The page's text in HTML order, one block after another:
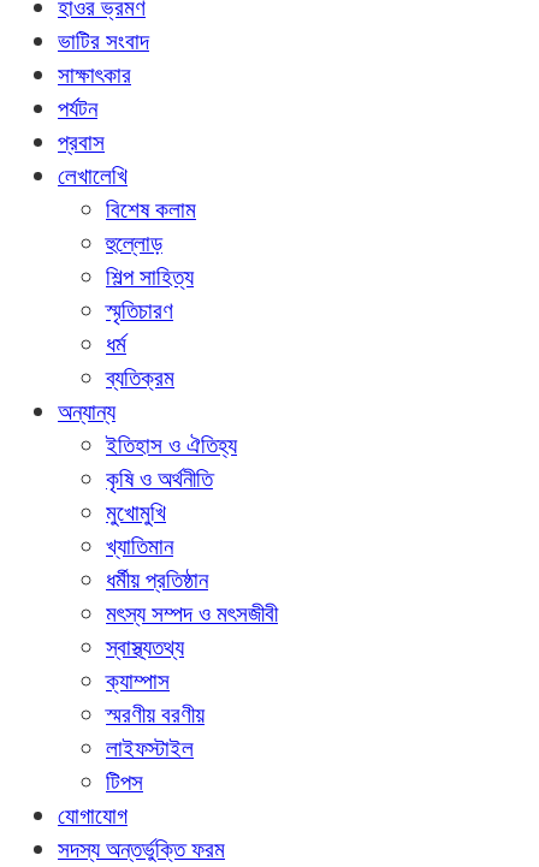
হাওর ভ্রমণ
ভাটির সংবাদ
সাক্ষাৎকার
পর্যটন
প্রবাস
লেখালেখি
বিশেষ কলাম
হুল্লোড়
শিল্প সাহিত্য
স্মৃতিচারণ
ধর্ম
ব্যতিক্রম
অন্যান্য
ইতিহাস ও ঐতিহ্য
কৃষি ও অর্থনীতি
মুখোমুখি
খ্যাতিমান
ধর্মীয় প্রতিষ্ঠান
মৎস্য সম্পদ ও মৎসজীবী
স্বাস্থ্যতথ্য
ক্যাম্পাস
স্মরণীয় বরণীয়
লাইফস্টাইল
টিপস
যোগাযোগ
সদস্য অন্তর্ভুক্তি ফরম